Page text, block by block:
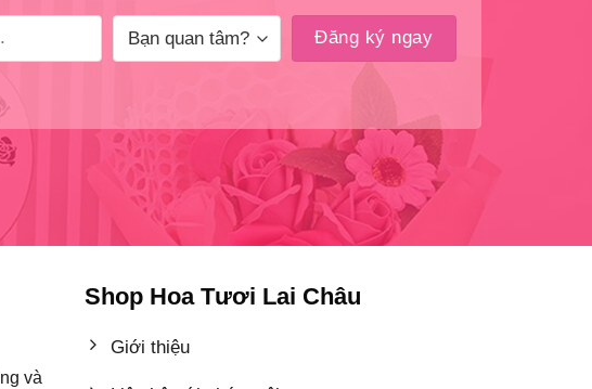
và
Shop Hoa Tươi Lai Châu
Giới thiệu